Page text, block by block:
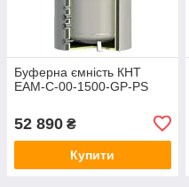
Буферна ємність КНТ
ЕАМ-C-00-1500-GP-PS
52 890 ₴
Купити